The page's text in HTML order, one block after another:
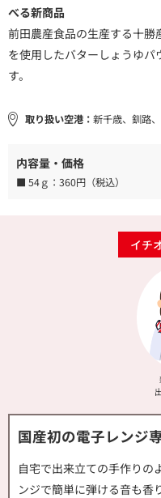
べる新商品
前田農産食品の生産する十勝
を使用したバターしょうゆ
す。
取り扱い空港： 新千歳、釧路
内容量・価格
■ 54ｇ： 360円（税込）
イチ
国産初の電子レンジ
自宅で出来立ての手作りの
ンジで簡単に弾ける音も香